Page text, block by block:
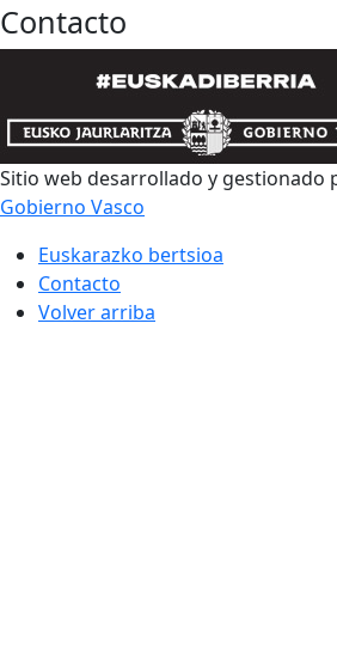
Contacto
Sitio web desarrollado y gestionado
Gobierno Vasco
Euskarazko bertsioa
Contacto
Volver arriba